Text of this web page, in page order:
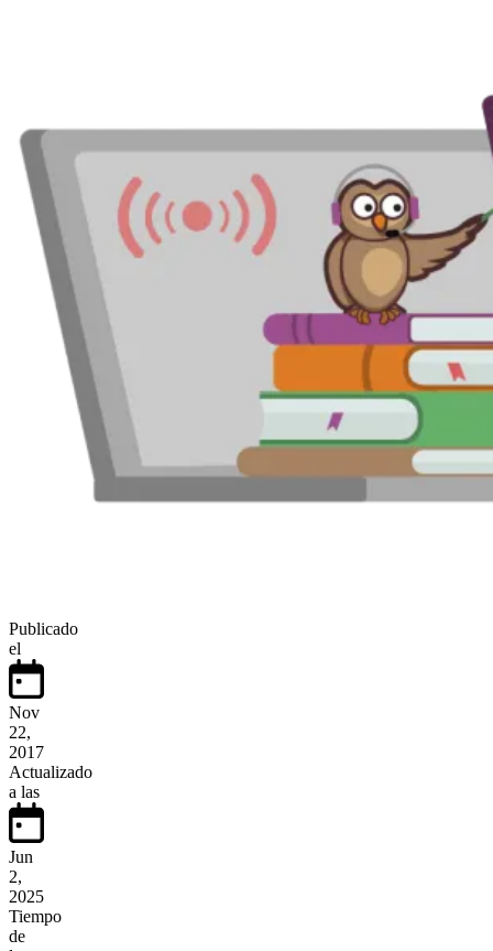
Publicado
el
Nov
22,
2017
Actualizado
a las
Jun
2,
2025
Tiempo
de